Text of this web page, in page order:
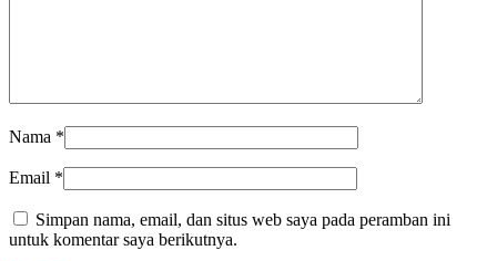
Nama *
Email *
Simpan nama, email, dan situs web saya pada peramban ini
untuk komentar saya berikutnya.